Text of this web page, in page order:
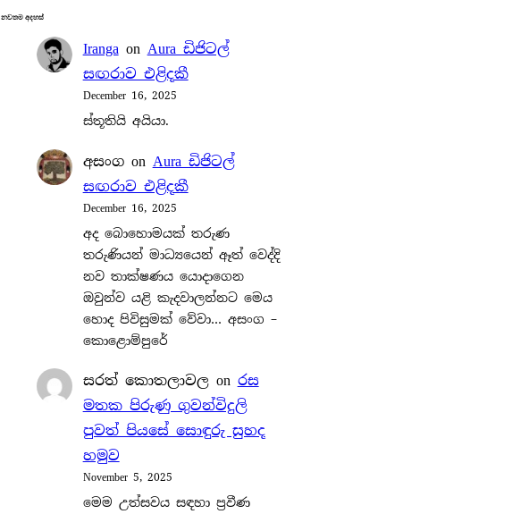
නවතම අදහස්
Irangaon Aura ඩිජිටල්
සඟරාව එළිදකී
December 16, 2025
ස්තූතියි අයියා.
අසංගon Aura ඩිජිටල්
සඟරාව එළිදකී
December 16, 2025
අද බොහොමයක් තරුණ
තරුණියන් මාධ්‍යයෙන් ඈත් වෙද්දි
නව තාක්ෂණය යොදාගෙන
ඔවුන්ව යළි කැදවාලන්නට මෙය
හොද පිවිසුමක් වේවා… අසංග –
කොළොම්පුරේ
සරත් කොතලාවලon රස
මතක පිරුණු ගුවන්විදුලි
පුවත් පියසේ සොඳුරු සුහද
හමුව
November 5, 2025
මෙම උත්සවය සඳහා ප්‍රවීණ